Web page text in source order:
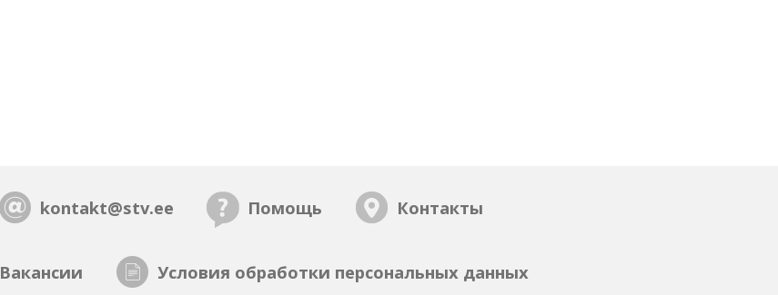
kontakt@stv.ee Помощь Контакты
Вакансии Условия обработки персональных данных